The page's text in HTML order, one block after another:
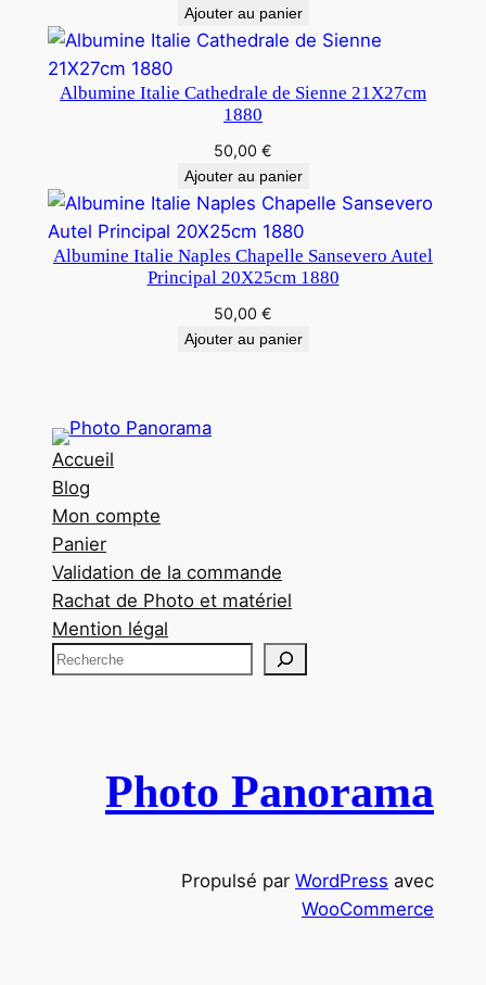
Ajouter au panier
Albumine Italie Cathedrale de Sienne 21X27cm
1880
50,00 €
Ajouter au panier
Albumine Italie Naples Chapelle Sansevero Autel
Principal 20X25cm 1880
50,00 €
Ajouter au panier
Accueil
Blog
Mon compte
Panier
Validation de la commande
Rachat de Photo et matériel
Mention légal
R
Photo Panorama
Propulsé par WordPress avec
WooCommerce